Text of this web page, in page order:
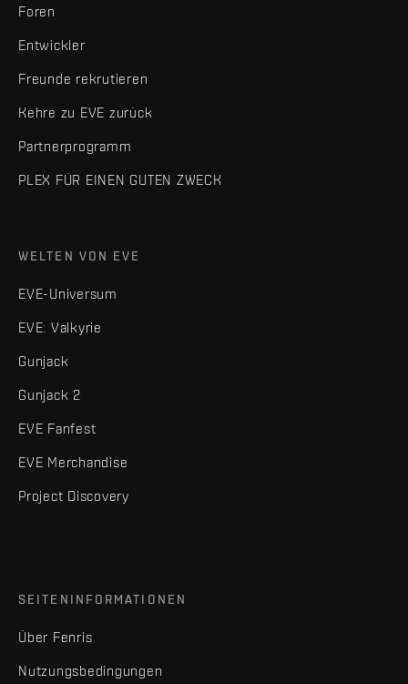
Foren
Entwickler
Freunde rekrutieren
Kehre zu EVE zurück
Partnerprogramm
PLEX FÜR EINEN GUTEN ZWECK
WELTEN VON EVE
EVE-Universum
EVE: Valkyrie
Gunjack
Gunjack 2
EVE Fanfest
EVE Merchandise
Project Discovery
SEITENINFORMATIONEN
Über Fenris
Nutzungsbedingungen